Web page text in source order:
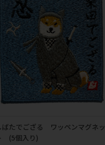
ばたでござる ワッペンマグネッ
(5個入り)